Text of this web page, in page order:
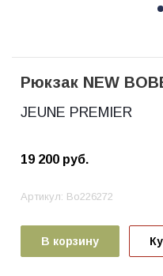
Рюкзак NEW
JEUNE PREMIER
19 200 руб.
Артикул: Bo226272
В корзину